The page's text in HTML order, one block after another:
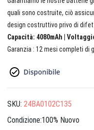
quali sono costruite, ciò
design costruttivo privo di
Capacità: 4080mAh |
Garanzia : 12 mesi completi di
SKU: 24BA0102C135
Condizione:100% Nuovo